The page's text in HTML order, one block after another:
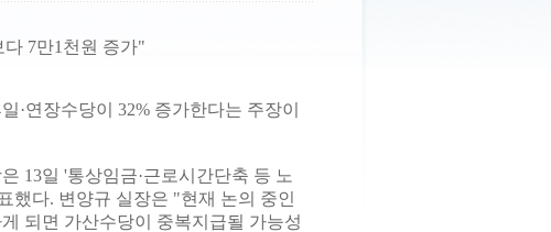
7만1천원 증가"
·연장수당이 32% 증가한다는 주장이
13일 '통상임금·근로시간단축 등 노
했다. 변양규 실장은 "현재 논의 중인
되면 가산수당이 중복지급될 가능성